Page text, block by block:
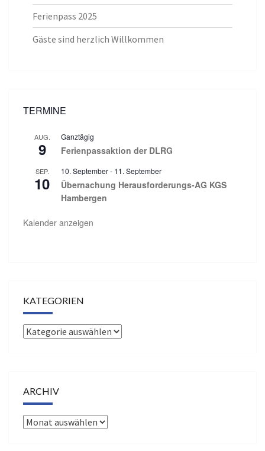
Ferienpass 2025
Gäste sind herzlich Willkommen
TERMINE
AUG.
9
Ganztägig
Ferienpassaktion der DLRG
SEP.
10
10. September- 11. September
Übernachung Herausforderungs-AG KGS
Hambergen
Kalender anzeigen
KATEGORIEN
Kategorien
ARCHIV
Archiv